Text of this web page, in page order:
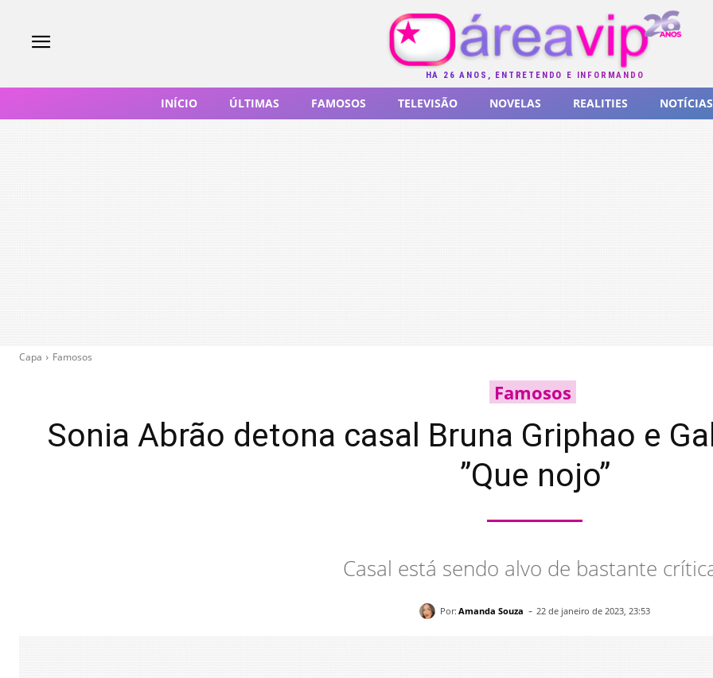
HÁ 26 ANOS, ENTRETENDO E INFORMANDO
INÍCIO ÚLTIMAS FAMOSOS TELEVISÃO NOVELAS REALITIES NOTÍCIAS
Capa Famosos
Famosos
Sonia Abrão detona casal Bruna Griphao e
”Que nojo”
Casal está sendo alvo de bastante
Por: Amanda Souza - 22 de janeiro de 2023, 23:53